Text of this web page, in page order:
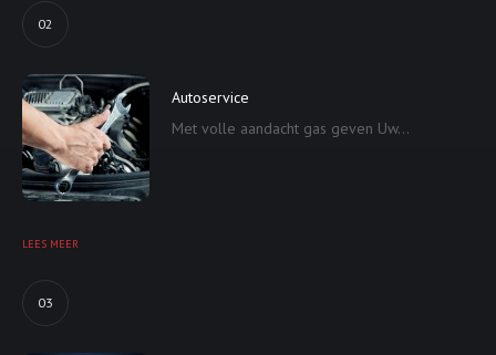
02
Autoservice
Met volle aandacht gas geven Uw...
LEES MEER
03